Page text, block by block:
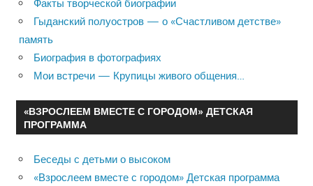
Факты творческой биографии
Гыданский полуостров — о «Счастливом детстве»
память
Биография в фотографиях
Мои встречи — Крупицы живого общения…
«ВЗРОСЛЕЕМ ВМЕСТЕ С ГОРОДОМ» ДЕТСКАЯ
ПРОГРАММА
Беседы с детьми о высоком
«Взрослеем вместе с городом» Детская программа